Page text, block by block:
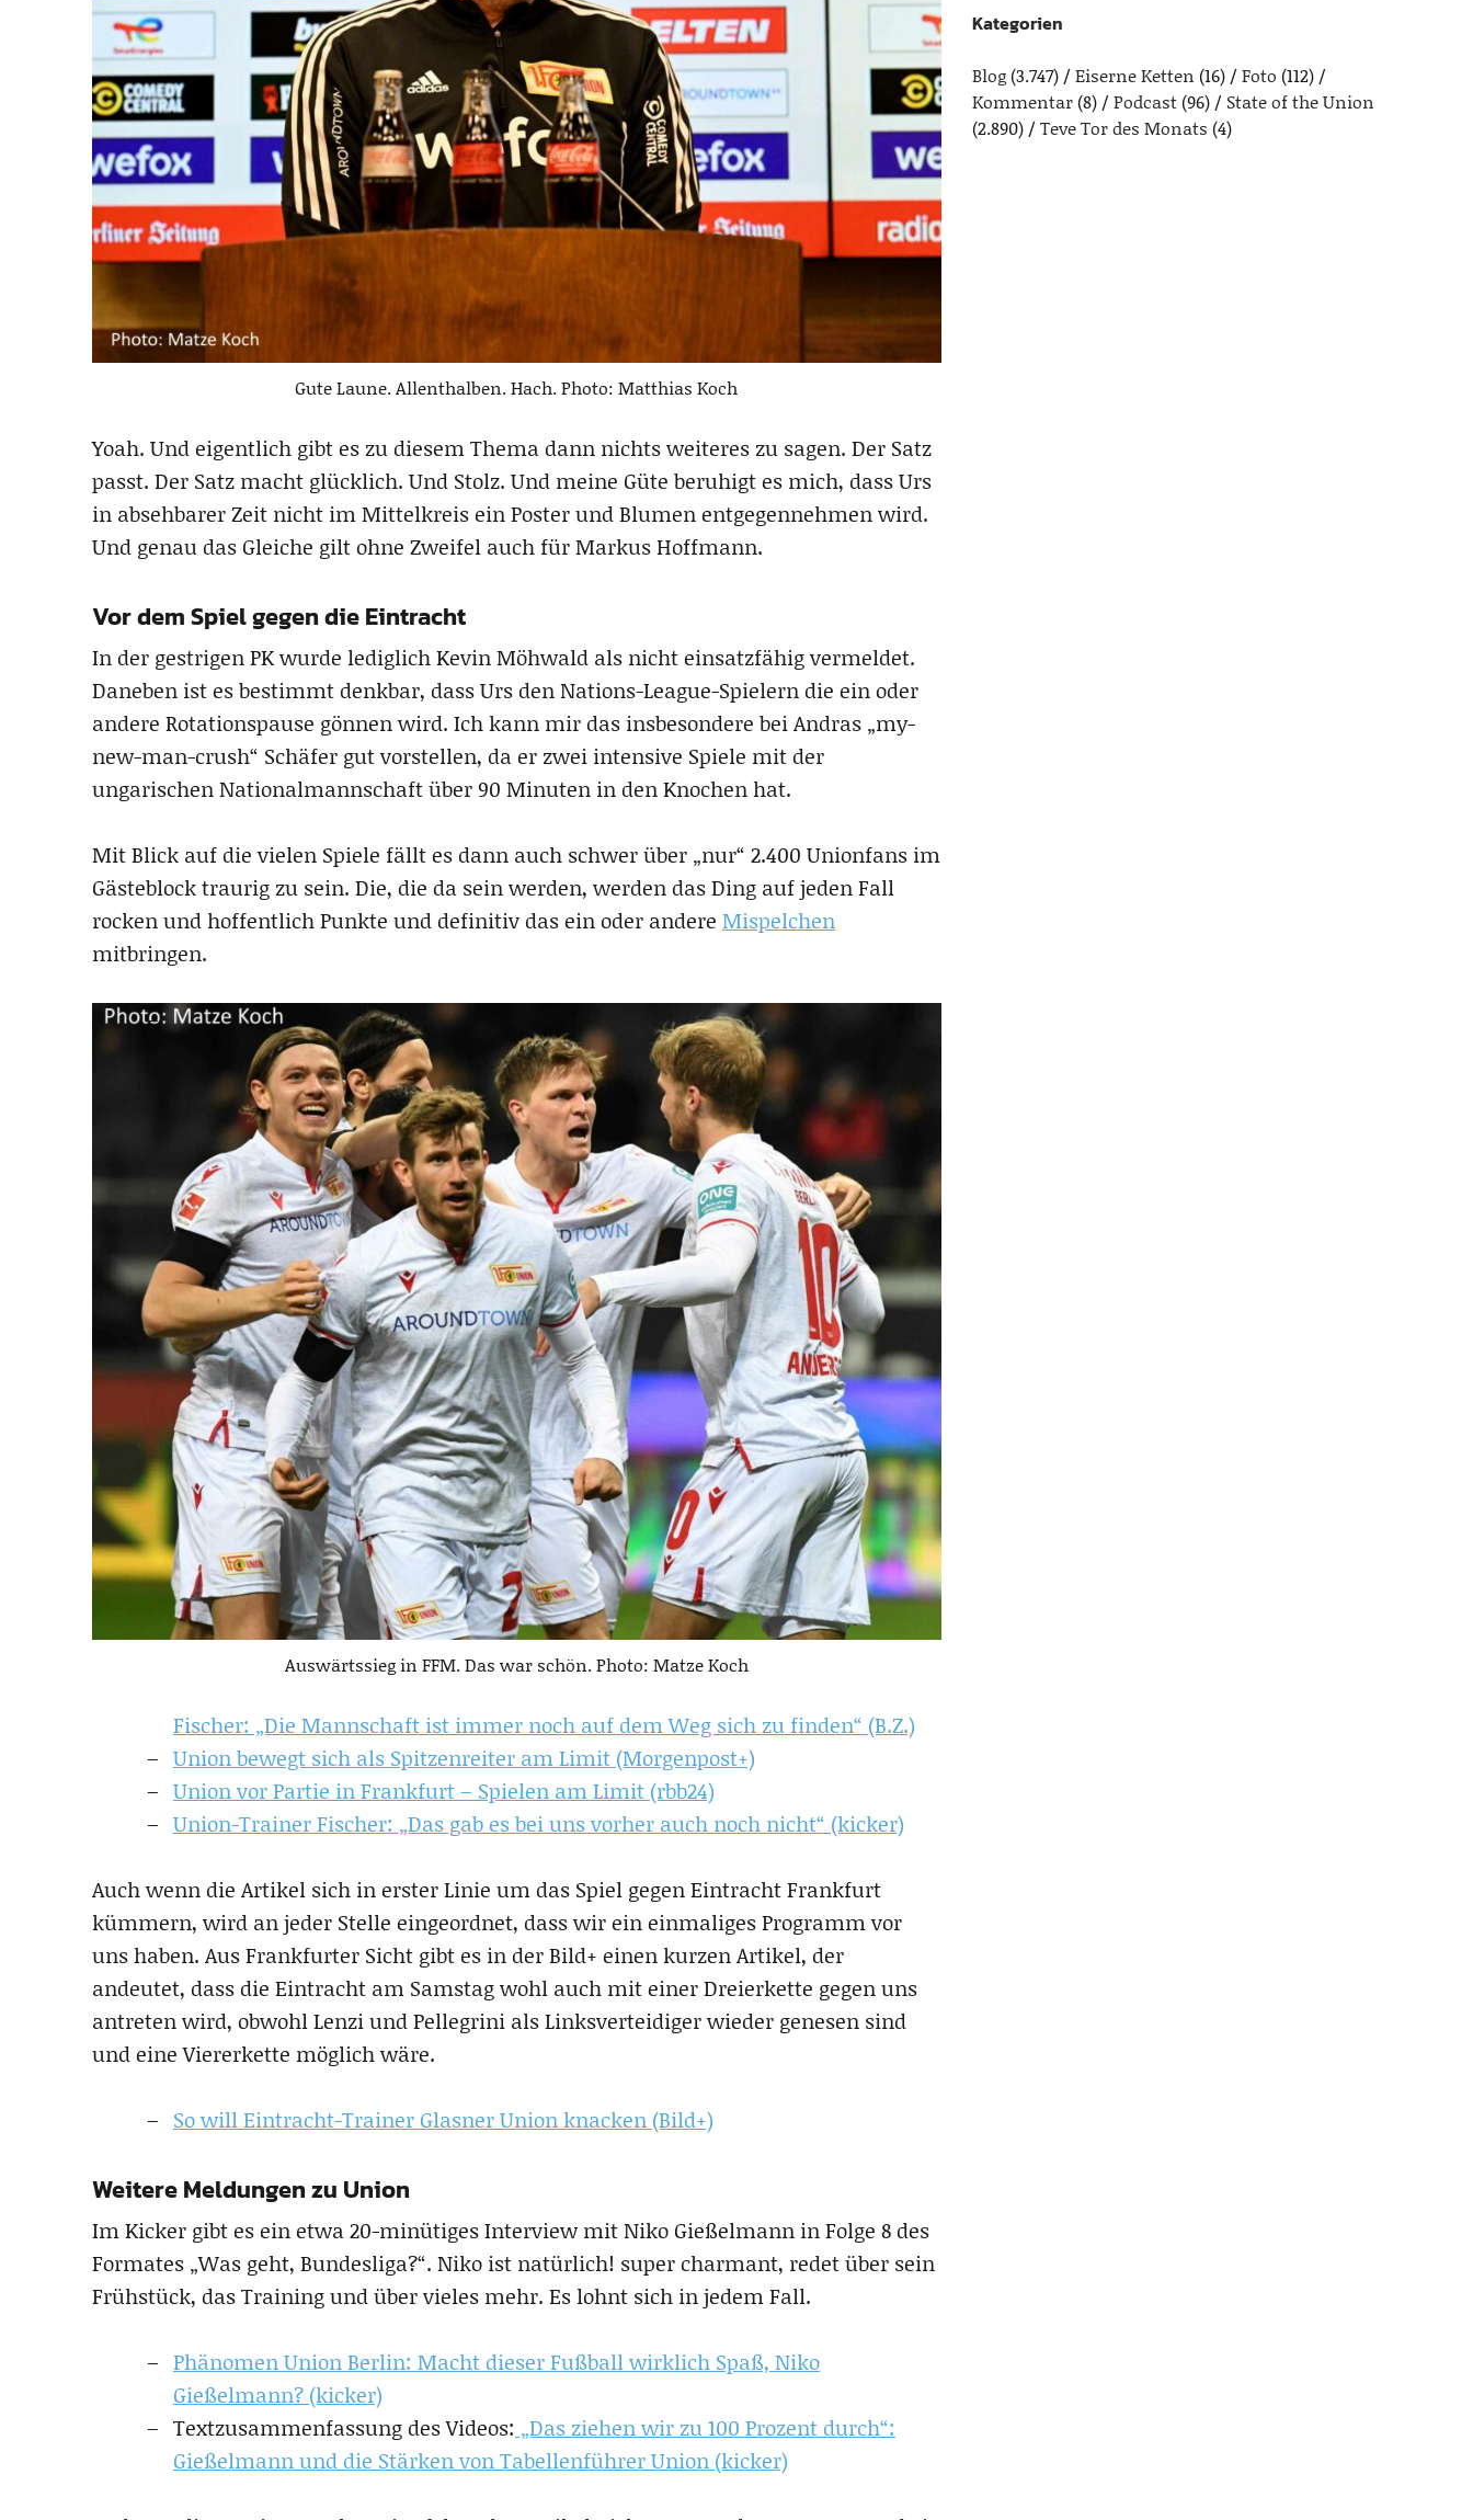
Gute Laune. Allenthalben. Hach. Photo: Matthias Koch
Yoah. Und eigentlich gibt es zu diesem Thema dann nichts weiteres zu sagen. Der Satz
passt. Der Satz macht glücklich. Und Stolz. Und meine Güte beruhigt es mich, dass Urs
in absehbarer Zeit nicht im Mittelkreis ein Poster und Blumen entgegennehmen wird.
Und genau das Gleiche gilt ohne Zweifel auch für Markus Hoffmann.
Vor dem Spiel gegen die Eintracht
In der gestrigen PK wurde lediglich Kevin Möhwald als nicht einsatzfähig vermeldet.
Daneben ist es bestimmt denkbar, dass Urs den Nations-League-Spielern die ein oder
andere Rotationspause gönnen wird. Ich kann mir das insbesondere bei Andras „my-
new-man-crush“ Schäfer gut vorstellen, da er zwei intensive Spiele mit der
ungarischen Nationalmannschaft über 90 Minuten in den Knochen hat.
Mit Blick auf die vielen Spiele fällt es dann auch schwer über „nur“ 2.400 Unionfans im
Gästeblock traurig zu sein. Die, die da sein werden, werden das Ding auf jeden Fall
rocken und hoffentlich Punkte und definitiv das ein oder andere Mispelchen
mitbringen.
Auswärtssieg in FFM. Das war schön. Photo: Matze Koch
Fischer: „Die Mannschaft ist immer noch auf dem Weg sich zu finden“ (B.Z.)
Union bewegt sich als Spitzenreiter am Limit (Morgenpost+)
Union vor Partie in Frankfurt – Spielen am Limit (rbb24)
Union-Trainer Fischer: „Das gab es bei uns vorher auch noch nicht“ (kicker)
Auch wenn die Artikel sich in erster Linie um das Spiel gegen Eintracht Frankfurt
kümmern, wird an jeder Stelle eingeordnet, dass wir ein einmaliges Programm vor
uns haben. Aus Frankfurter Sicht gibt es in der Bild+ einen kurzen Artikel, der
andeutet, dass die Eintracht am Samstag wohl auch mit einer Dreierkette gegen uns
antreten wird, obwohl Lenzi und Pellegrini als Linksverteidiger wieder genesen sind
und eine Viererkette möglich wäre.
So will Eintracht-Trainer Glasner Union knacken (Bild+)
Weitere Meldungen zu Union
Im Kicker gibt es ein etwa 20-minütiges Interview mit Niko Gießelmann in Folge 8 des
Formates „Was geht, Bundesliga?“. Niko ist natürlich! super charmant, redet über sein
Frühstück, das Training und über vieles mehr. Es lohnt sich in jedem Fall.
Phänomen Union Berlin: Macht dieser Fußball wirklich Spaß, Niko
Gießelmann? (kicker)
Textzusammenfassung des Videos: „Das ziehen wir zu 100 Prozent durch“:
Gießelmann und die Stärken von Tabellenführer Union (kicker)
Kategorien
Blog(3.747) Eiserne Ketten (16) Foto (112)
Kommentar(8) Podcast(96)
State of the Union
(2.890)
Teve Tor des Monats (4)